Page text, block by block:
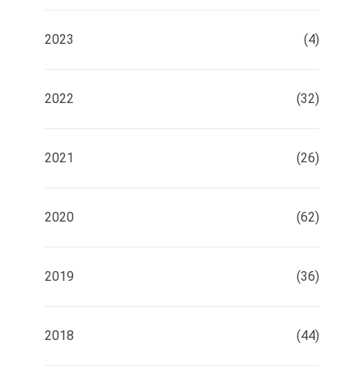
2023 (4)
2022 (32)
2021 (26)
2020 (62)
2019 (36)
2018 (44)